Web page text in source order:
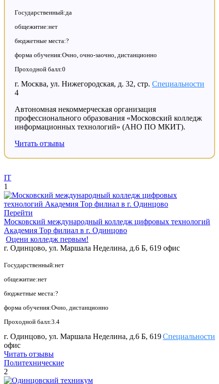
Государственный:да
общежитие:нет
бюджетные места:?
форма обучения:Очно, очно-заочно, дистанционно
Проходной балл:0
Специальности
г. Москва, ул. Нижегородская, д. 32, стр.
4
Автономная некоммерческая организация
профессионального образования «Московский колледж
информационных технологий» (АНО ПО МКИТ).
Читать отзывы
IT
1
Перейти
Московский международный колледж цифровых технологий
Академия Тор филиал в г. Одинцово
Оцени колледж первым!
г. Одинцово, ул. Маршала Неделина, д.6 Б, 619 офис
Государственный:нет
общежитие:нет
бюджетные места:?
форма обучения:Очно, дистанционно
Проходной балл:3.4
Специальности
г. Одинцово, ул. Маршала Неделина, д.6 Б, 619
офис
Читать отзывы
Политехнические
2